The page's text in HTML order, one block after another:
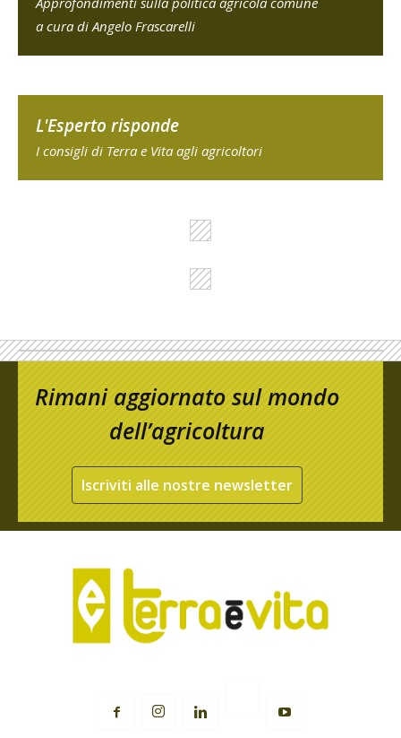
a cura di Angelo Frascarelli
L'Esperto risponde
I consigli di Terra e Vita agli agricoltori
Rimani aggiornato sul mondo
dell’agricoltura
Iscriviti alle nostre newsletter